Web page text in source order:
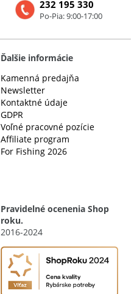
232 195 330
Po-Pia: 9:00-17:00
Ďalšie informácie
Kamenná predajňa
Newsletter
Kontaktné údaje
GDPR
Voľné pracovné pozície
Affiliate program
For Fishing 2026
Pravidelné ocenenia Shop
roku.
2016-2024